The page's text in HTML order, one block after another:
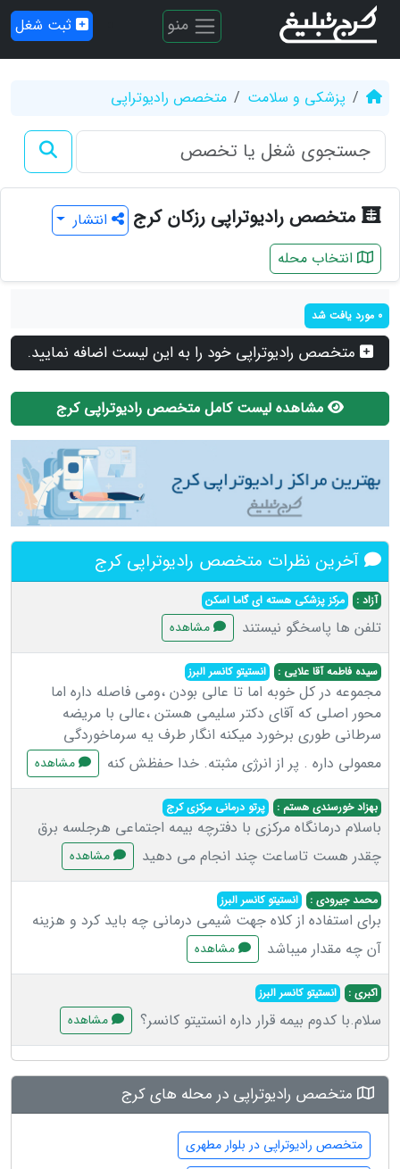
منو ثبت شغل
پزشکی و سلامت متخصص رادیوتراپی
متخصص رادیوتراپی رزکان کرج
انتشار
انتخاب محله
0 مورد یافت شد
متخصص رادیوتراپی خود را به این لیست اضافه نمایید.
مشاهده لیست کامل متخصص رادیوتراپی کرج
آخرین نظرات متخصص رادیوتراپی کرج
آزاد : مرکز پزشکی هسته ای گاما اسکن
تلفن ها پاسخگو نیستند مشاهده
سیده فاطمه آقا علایی : انستیتو کانسر البرز
مجموعه در کل خوبه اما تا عالی بودن ،ومی فاصله داره اما
محور اصلی که آقای دکتر سلیمی هستن ،عالی با مریضه
سرطانی طوری برخورد میکنه انگار طرف یه سرماخوردگی
معمولی داره . پر از انرژی مثبته. خدا حفظش کنه
مشاهده
بهزاد خورسندی هستم : پرتو درمانی مرکزی کرج
باسلام درمانگاه مرکزی با دفترچه بیمه اجتماعی هرجلسه برق
چقدر هست تاساعت چند انجام می دهید
مشاهده
محمد جیرودی : انستیتو کانسر البرز
برای استفاده از کلاه جهت شیمی درمانی چه باید کرد و هزینه
آن چه مقدار میباشد
مشاهده
اکبری : انستیتو کانسر البرز
سلام.با کدوم بیمه قرار داره انستیتو کانسر؟ مشاهده
متخصص رادیوتراپی در محله های کرج
متخصص رادیوتراپی در بلوار مطهری